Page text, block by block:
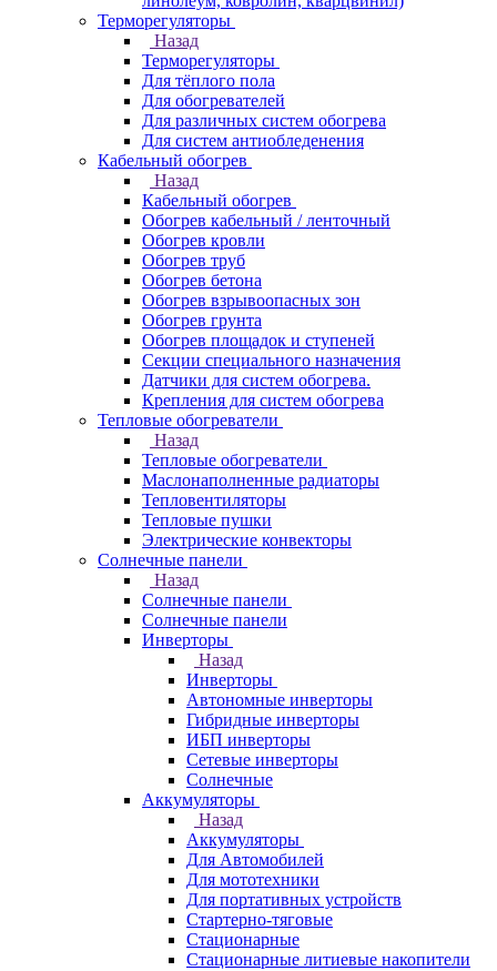
Терморегуляторы
Назад
Терморегуляторы
Для тёплого пола
Для обогревателей
Для различных систем обогрева
Для систем антиобледенения
Кабельный обогрев
Назад
Кабельный обогрев
Обогрев кабельный / ленточный
Обогрев кровли
Обогрев труб
Обогрев бетона
Обогрев взрывоопасных зон
Обогрев грунта
Обогрев площадок и ступеней
Секции специального назначения
Датчики для систем обогрева.
Крепления для систем обогрева
Тепловые обогреватели
Назад
Тепловые обогреватели
Маслонаполненные радиаторы
Тепловентиляторы
Тепловые пушки
Электрические конвекторы
Солнечные панели
Назад
Солнечные панели
Солнечные панели
Инверторы
Назад
Инверторы
Автономные инверторы
Гибридные инверторы
ИБП инверторы
Сетевые инверторы
Солнечные
Аккумуляторы
Назад
Аккумуляторы
Для Автомобилей
Для мототехники
Для портативных устройств
Стартерно-тяговые
Стационарные
Стационарные литиевые накопители